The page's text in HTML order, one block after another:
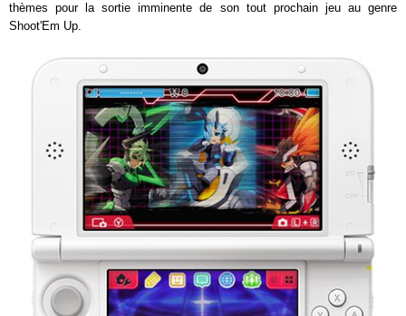
thèmes pour la sortie imminente de son tout prochain jeu au genre
Shoot'Em Up.